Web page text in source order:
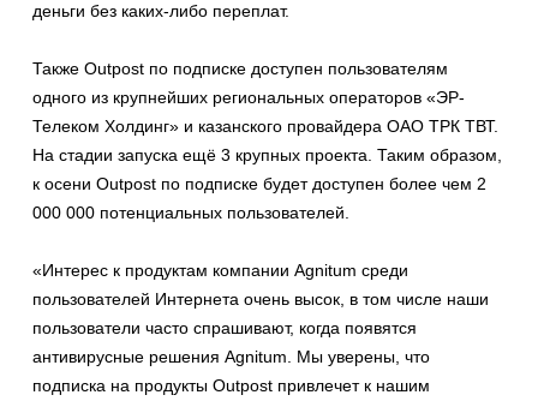
деньги без каких-либо переплат.
Также Outpost по подписке доступен пользователям
одного из крупнейших региональных операторов «ЭР-
Телеком Холдинг» и казанского провайдера ОАО ТРК ТВТ.
На стадии запуска ещё 3 крупных проекта. Таким образом,
к осени Outpost по подписке будет доступен более чем 2
000 000 потенциальных пользователей.
«Интерес к продуктам компании Agnitum среди
пользователей Интернета очень высок, в том числе наши
пользователи часто спрашивают, когда появятся
антивирусные решения Agnitum. Мы уверены, что
подписка на продукты Outpost привлечет к нашим